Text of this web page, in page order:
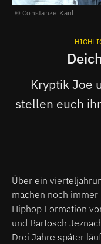
Constanze Kaul
Kryptik Joe
stellen euch
Über ein
machen noch
Hiphop Formation
und Bartosch
Drei Jahre später